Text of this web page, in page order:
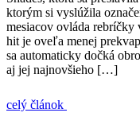
ktorým si vyslúžila
mesiacov ovláda
hit je oveľa menej
sa automaticky dočká
aj jej najnovšieho […]
celý článok